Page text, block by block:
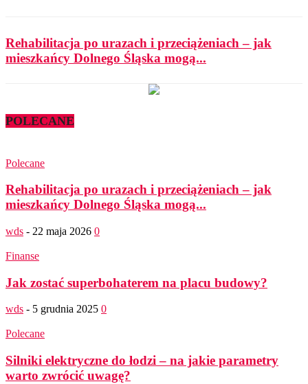
Rehabilitacja po urazach i przeciążeniach – jak
mieszkańcy Dolnego Śląska mogą...
POLECANE
Polecane
Rehabilitacja po urazach i przeciążeniach – jak
mieszkańcy Dolnego Śląska mogą...
wds - 22 maja 2026 0
Finanse
Jak zostać superbohaterem na placu budowy?
wds - 5 grudnia 2025 0
Polecane
Silniki elektryczne do łodzi – na jakie parametry
warto zwrócić uwagę?